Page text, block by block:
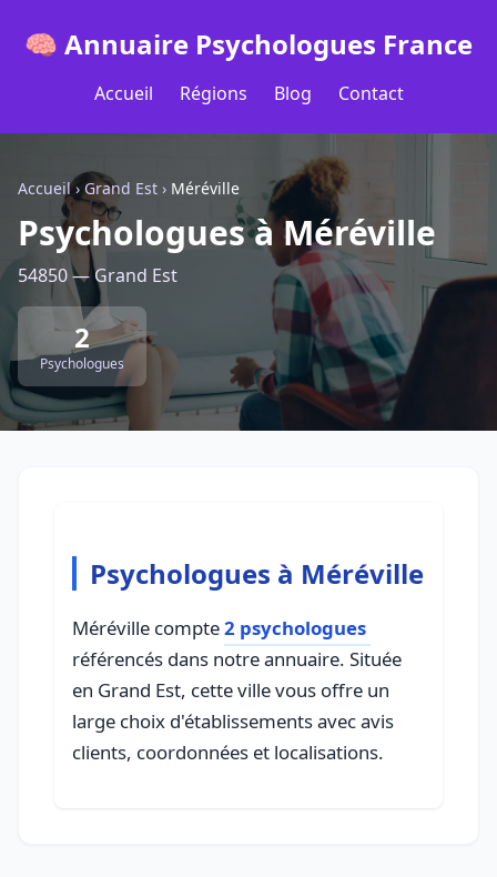
🧠 Annuaire Psychologues France
Accueil Régions Blog Contact
Accueil› Grand Est › Méréville
Psychologues à Méréville
54850 — Grand Est
2
Psychologues
Psychologues à Méréville
Méréville compte2 psychologues
référencés dans notre annuaire. Située
en Grand Est, cette ville vous offre un
large choix d'établissements avec avis
clients, coordonnées et localisations.